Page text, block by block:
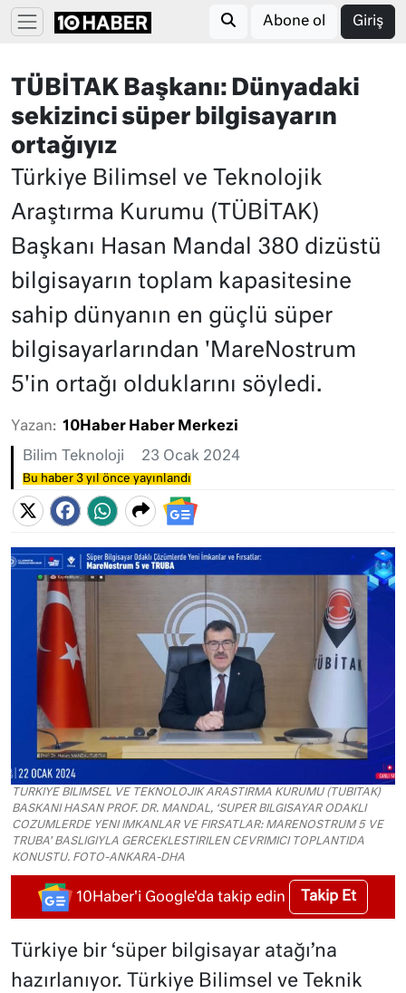
Abone ol Giriş
TÜBİTAK Başkanı: Dünyadaki
sekizinci süper bilgisayarın
ortağıyız
Türkiye Bilimsel ve Teknolojik
Araştırma Kurumu (TÜBİTAK)
Başkanı Hasan Mandal 380 dizüstü
bilgisayarın toplam kapasitesine
sahip dünyanın en güçlü süper
bilgisayarlarından 'MareNostrum
5'in ortağı olduklarını söyledi.
Yazan: 10Haber Haber Merkezi
Bilim Teknoloji 23 Ocak 2024
Bu haber 3 yıl önce yayınlandı
TURKIYE BILIMSEL VE TEKNOLOJIK ARASTIRMA KURUMU (TUBITAK)
BASKANI HASAN PROF. DR. MANDAL, ‘SUPER BILGISAYAR ODAKLI
COZUMLERDE YENI IMKANLAR VE FIRSATLAR: MARENOSTRUM 5 VE
TRUBA’ BASLIGIYLA GERCEKLESTIRILEN CEVRIMICI TOPLANTIDA
KONUSTU. FOTO-ANKARA-DHA
10Haber'i Google'da takip edin Takip Et
Türkiye bir ‘süper bilgisayar atağı’na
hazırlanıyor. Türkiye Bilimsel ve Teknik